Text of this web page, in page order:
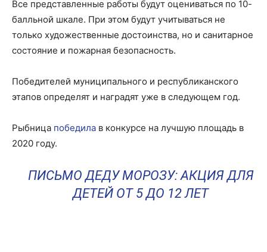
Все представленные работы будут оцениваться по 10-
балльной шкале. При этом будут учитываться не
только художественные достоинства, но и санитарное
состояние и пожарная безопасность.
Победителей муниципального и республиканского
этапов определят и наградят уже в следующем год.
Рыбница победила в конкурсе на лучшую площадь в
2020 году.
ПИСЬМО ДЕДУ МОРОЗУ: АКЦИЯ ДЛЯ
ДЕТЕЙ ОТ 5 ДО 12 ЛЕТ